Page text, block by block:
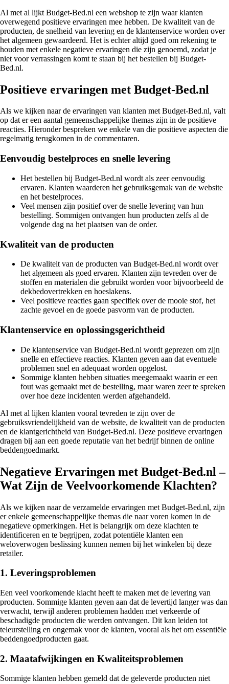
Al met al lijkt Budget-Bed.nl een webshop te zijn waar klanten
overwegend positieve ervaringen mee hebben. De kwaliteit van de
producten, de snelheid van levering en de klantenservice worden over
het algemeen gewaardeerd. Het is echter altijd goed om rekening te
houden met enkele negatieve ervaringen die zijn genoemd, zodat je
niet voor verrassingen komt te staan bij het bestellen bij Budget-
Bed.nl.
Positieve ervaringen met Budget-Bed.nl
Als we kijken naar de ervaringen van klanten met Budget-Bed.nl, valt
op dat er een aantal gemeenschappelijke themas zijn in de positieve
reacties. Hieronder bespreken we enkele van die positieve aspecten die
regelmatig terugkomen in de commentaren.
Eenvoudig bestelproces en snelle levering
Het bestellen bij Budget-Bed.nl wordt als zeer eenvoudig
ervaren. Klanten waarderen het gebruiksgemak van de website
en het bestelproces.
Veel mensen zijn positief over de snelle levering van hun
bestelling. Sommigen ontvangen hun producten zelfs al de
volgende dag na het plaatsen van de order.
Kwaliteit van de producten
De kwaliteit van de producten van Budget-Bed.nl wordt over
het algemeen als goed ervaren. Klanten zijn tevreden over de
stoffen en materialen die gebruikt worden voor bijvoorbeeld de
dekbedovertrekken en hoeslakens.
Veel positieve reacties gaan specifiek over de mooie stof, het
zachte gevoel en de goede pasvorm van de producten.
Klantenservice en oplossingsgerichtheid
De klantenservice van Budget-Bed.nl wordt geprezen om zijn
snelle en effectieve reacties. Klanten geven aan dat eventuele
problemen snel en adequaat worden opgelost.
Sommige klanten hebben situaties meegemaakt waarin er een
fout was gemaakt met de bestelling, maar waren zeer te spreken
over hoe deze incidenten werden afgehandeld.
Al met al lijken klanten vooral tevreden te zijn over de
gebruiksvriendelijkheid van de website, de kwaliteit van de producten
en de klantgerichtheid van Budget-Bed.nl. Deze positieve ervaringen
dragen bij aan een goede reputatie van het bedrijf binnen de online
beddengoedmarkt.
Negatieve Ervaringen met Budget-Bed.nl –
Wat Zijn de Veelvoorkomende Klachten?
Als we kijken naar de verzamelde ervaringen met Budget-Bed.nl, zijn
er enkele gemeenschappelijke themas die naar voren komen in de
negatieve opmerkingen. Het is belangrijk om deze klachten te
identificeren en te begrijpen, zodat potentiële klanten een
weloverwogen beslissing kunnen nemen bij het winkelen bij deze
retailer.
1. Leveringsproblemen
Een veel voorkomende klacht heeft te maken met de levering van
producten. Sommige klanten geven aan dat de levertijd langer was dan
verwacht, terwijl anderen problemen hadden met verkeerde of
beschadigde producten die werden ontvangen. Dit kan leiden tot
teleurstelling en ongemak voor de klanten, vooral als het om essentiële
beddengoedproducten gaat.
2. Maatafwijkingen en Kwaliteitsproblemen
Sommige klanten hebben gemeld dat de geleverde producten niet